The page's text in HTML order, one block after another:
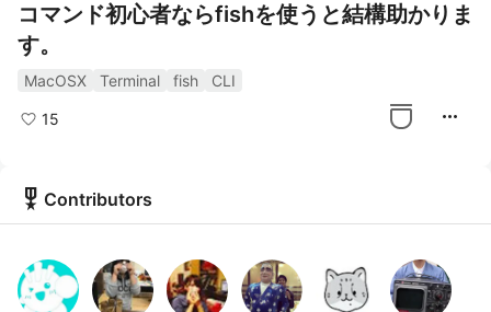
コマンド初心者ならfishを使うと結構助かりま
す。
MacOSX Terminal fish CLI
15 more_horiz
military_tech Contributors